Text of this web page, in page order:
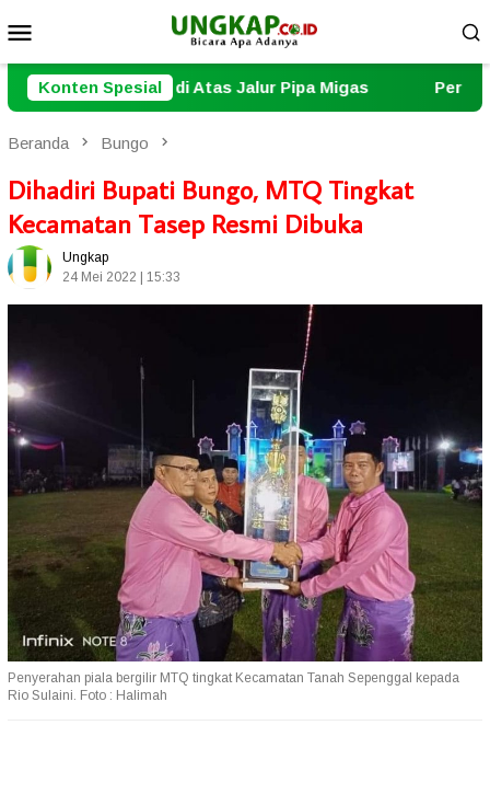
ke
kontenMobile
Konten Spesial
Pipa Migas Pererat Sinergi, Polresta Jambi
Beranda Bungo
Dihadiri Bupati Bungo, MTQ Tingkat
Kecamatan Tasep Resmi Dibuka
Ungkap
24 Mei 2022 | 15:33
Penyerahan piala bergilir MTQ tingkat Kecamatan Tanah Sepenggal kepada
Rio Sulaini. Foto : Halimah